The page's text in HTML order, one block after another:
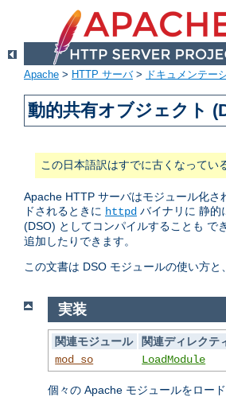
Apache > HTTP サーバ> ドキュメンテー
動的共有オブジェクト
この日本語訳はすでに古くなってい
Apache HTTP サーバはモジュール化
ドされるときに httpd バイナリに 静的
(DSO) としてコンパイルすることも で
追加したりできます。
この文書は DSO モジュールの使い方と
実装
関連モジュール
関連ディレクテ
mod_so
LoadModule
個々の Apache モジュールをロー